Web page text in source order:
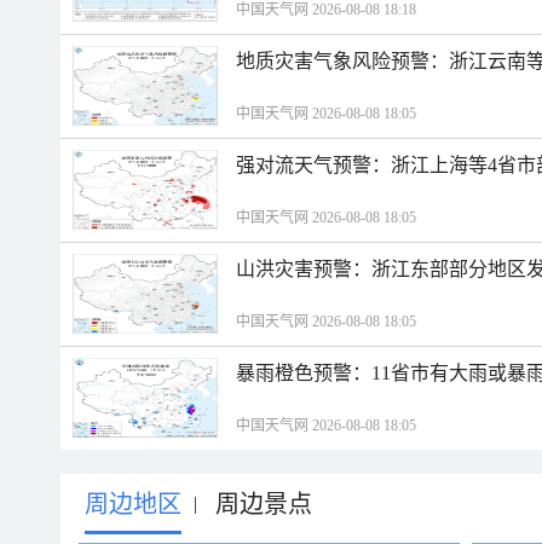
中国天气网 2026-08-08 18:18
地质灾害气象风险预警：浙江云南
中国天气网 2026-08-08 18:05
强对流天气预警：浙江上海等4省
中国天气网 2026-08-08 18:05
山洪灾害预警：浙江东部部分地区
中国天气网 2026-08-08 18:05
暴雨橙色预警：11省市有大雨或暴
中国天气网 2026-08-08 18:05
周边地区 | 周边景点